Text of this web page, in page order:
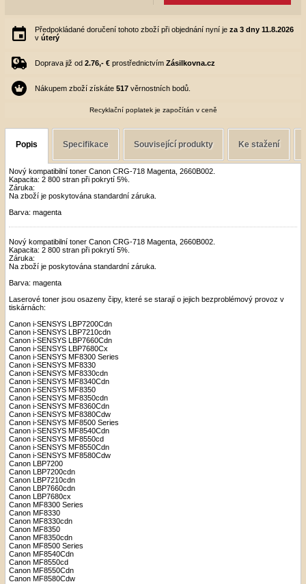
Předpokládané doručení tohoto zboží při objednání nyní je za 3 dny 11.8.2026
v úterý
Doprava již od 2.76,- € prostřednictvím Zásilkovna.cz
Nákupem zboží získáte 517 věrnostních bodů.
Recyklační poplatek je započítán v ceně
Popis Specifikace Související produkty Ke stažení
Nový kompatibilní toner Canon CRG-718 Magenta, 2660B002.
Kapacita: 2 800 stran při pokrytí 5%.
Záruka:
Na zboží je poskytována standardní záruka.
Barva: magenta
Nový kompatibilní toner Canon CRG-718 Magenta, 2660B002.
Kapacita: 2 800 stran při pokrytí 5%.
Záruka:
Na zboží je poskytována standardní záruka.
Barva: magenta
Laserové toner jsou osazeny čipy, které se starají o jejich bezproblémový provoz v
tiskárnách:
Canon i-SENSYS LBP7200Cdn
Canon i-SENSYS LBP7210cdn
Canon i-SENSYS LBP7660Cdn
Canon i-SENSYS LBP7680Cx
Canon i-SENSYS MF8300 Series
Canon i-SENSYS MF8330
Canon i-SENSYS MF8330cdn
Canon i-SENSYS MF8340Cdn
Canon i-SENSYS MF8350
Canon i-SENSYS MF8350cdn
Canon i-SENSYS MF8360Cdn
Canon i-SENSYS MF8380Cdw
Canon i-SENSYS MF8500 Series
Canon i-SENSYS MF8540Cdn
Canon i-SENSYS MF8550cd
Canon i-SENSYS MF8550Cdn
Canon i-SENSYS MF8580Cdw
Canon LBP7200
Canon LBP7200cdn
Canon LBP7210cdn
Canon LBP7660cdn
Canon LBP7680cx
Canon MF8300 Series
Canon MF8330
Canon MF8330cdn
Canon MF8350
Canon MF8350cdn
Canon MF8500 Series
Canon MF8540Cdn
Canon MF8550cd
Canon MF8550Cdn
Canon MF8580Cdw